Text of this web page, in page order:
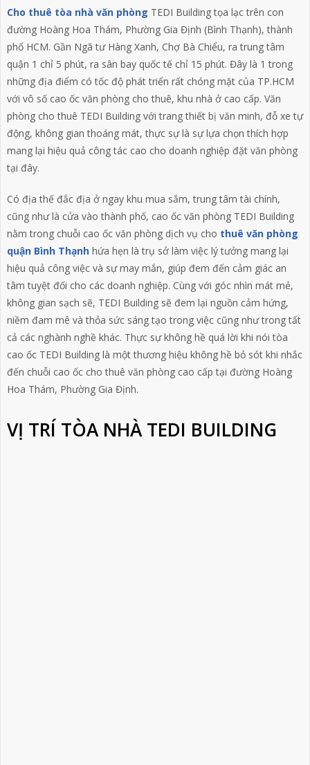
Cho thuê tòa nhà văn phòng TEDI Building tọa lạc trên con
đường Hoàng Hoa Thám, Phường Gia Định (Bình Thạnh), thành
phố HCM. Gần Ngã tư Hàng Xanh, Chợ Bà Chiểu, ra trung tâm
quận 1 chỉ 5 phút, ra sân bay quốc tế chỉ 15 phút. Đây là 1 trong
những địa điểm có tốc độ phát triển rất chóng mặt của TP.HCM
với vô số cao ốc văn phòng cho thuê, khu nhà ở cao cấp. Văn
phòng cho thuê TEDI Building với trang thiết bị văn minh, đỗ xe tự
động, không gian thoáng mát, thực sự là sự lựa chọn thích hợp
mang lại hiệu quả công tác cao cho doanh nghiệp đặt văn phòng
tại đây.
Có địa thế đắc địa ở ngay khu mua sắm, trung tâm tài chính,
cũng như là cửa vào thành phố, cao ốc văn phòng TEDI Building
nằm trong chuỗi cao ốc văn phòng dịch vụ cho thuê văn phòng
quận Bình Thạnhhứa hẹn là trụ sở làm việc lý tưởng mang lại
hiệu quả công việc và sự may mắn, giúp đem đến cảm giác an
tâm tuyệt đối cho các doanh nghiệp. Cùng với góc nhìn mát mẻ,
không gian sạch sẽ, TEDI Building sẽ đem lại nguồn cảm hứng,
niềm đam mê và thỏa sức sáng tạo trong việc cũng như trong tất
cả các nghành nghề khác. Thực sự không hề quá lời khi nói tòa
cao ốc TEDI Building là một thương hiệu không hề bỏ sót khi nhắc
đến chuỗi cao ốc cho thuê văn phòng cao cấp tại đường Hoàng
Hoa Thám, Phường Gia Định.
VỊ TRÍ TÒA NHÀ TEDI BUILDING